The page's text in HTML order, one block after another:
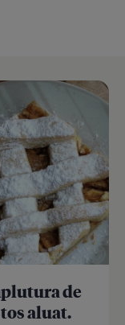
de
aluat.